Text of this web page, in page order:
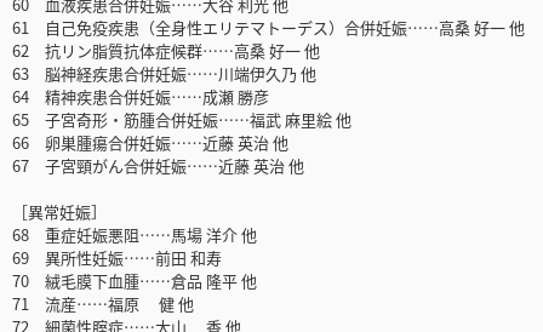
61 自己免疫疾患（全身性エリテマトーデス）合併妊娠……高桑 好一 他
62 抗リン脂質抗体症候群……高桑 好一 他
63 脳神経疾患合併妊娠……川端伊久乃 他
64 精神疾患合併妊娠……成瀬 勝彦
65 子宮奇形・筋腫合併妊娠……福武 麻里絵 他
66 卵巣腫瘍合併妊娠……近藤 英治 他
67 子宮頸がん合併妊娠……近藤 英治 他
［異常妊娠］
68 重症妊娠悪阻……馬場 洋介 他
69 異所性妊娠……前田 和寿
70 絨毛膜下血腫……倉品 隆平 他
71 流産……福原 健 他
72 細菌性腟症……大山 香 他